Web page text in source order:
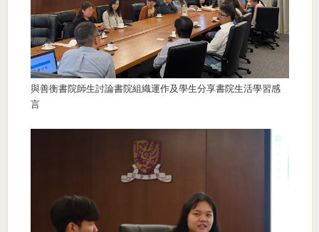
與善衡書院師生討論書院組織運作及學生分享書院生活學習感
言